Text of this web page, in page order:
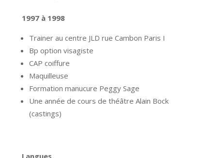
1997 à 1998
Trainer au centre JLD rue Cambon Paris I
Bp option visagiste
CAP coiffure
Maquilleuse
Formation manucure Peggy Sage
Une année de cours de théâtre Alain Bock
(castings)
Langues